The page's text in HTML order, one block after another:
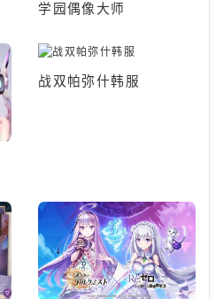
学园偶像大师
战双帕弥什韩服